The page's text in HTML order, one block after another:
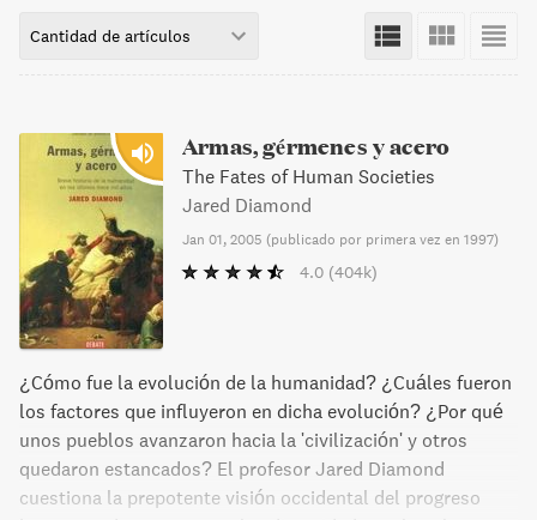
Cantidad de artículos
Armas, gérmenes y acero
The Fates of Human Societies
Jared Diamond
Jan 01, 2005 (publicado por primera vez en 1997)
4.0 (404k)
¿Cómo fue la evolución de la humanidad? ¿Cuáles fueron
los factores que influyeron en dicha evolución? ¿Por qué
unos pueblos avanzaron hacia la 'civilización' y otros
quedaron estancados? El profesor Jared Diamond
cuestiona la prepotente visión occidental del progreso